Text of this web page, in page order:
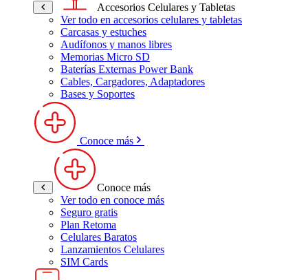
Accesorios Celulares y Tabletas
Ver todo en accesorios celulares y tabletas
Carcasas y estuches
Audífonos y manos libres
Memorias Micro SD
Baterías Externas Power Bank
Cables, Cargadores, Adaptadores
Bases y Soportes
Conoce más
Conoce más
Ver todo en conoce más
Seguro gratis
Plan Retoma
Celulares Baratos
Lanzamientos Celulares
SIM Cards